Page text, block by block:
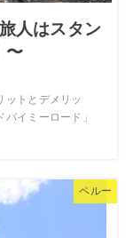
人はスタン
〜
ットとデメリッ
バイミーロード」
ペルー